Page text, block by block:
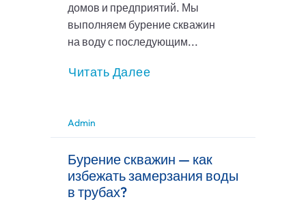
домов и предприятий. Мы
выполняем бурение скважин
на воду с последующим...
Читать Далее
Admin
Бурение скважин — как
избежать замерзания воды
в трубах?